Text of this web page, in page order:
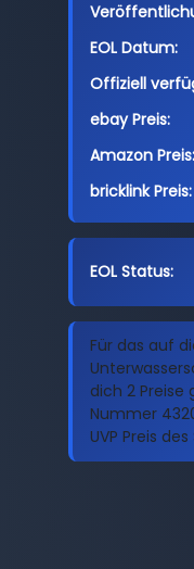
EOL Datum:
Offiziell
ebay Preis:
Amazon Preis:
bricklink Preis:
EOL Status:
Für das auf
dich 2 Preise
Nummer
UVP Preis